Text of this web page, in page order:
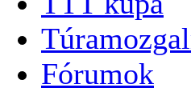
Fórumok